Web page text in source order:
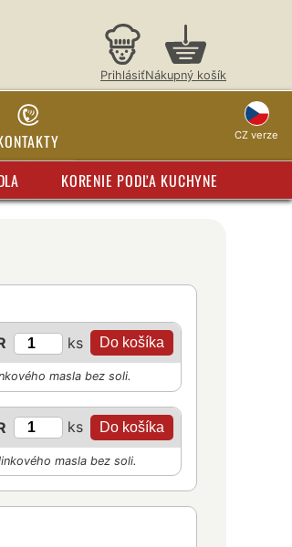
PrihlásiťNákupný košík
CZ verze
KORENIE PODĽA KUCHYNE
ks
masla bez soli.
ks
masla bez soli.